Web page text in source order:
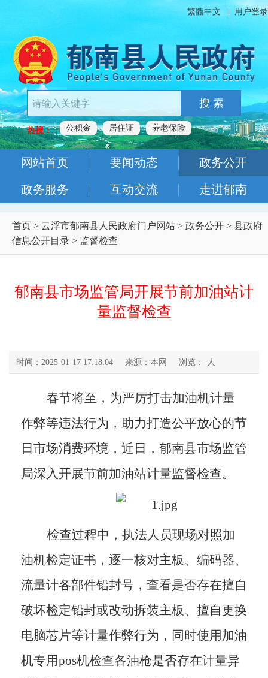
繁體中文 用户登录
搜 索
热搜： 公积金 居住证 养老保险
网站首页 要闻动态 政务公开
政务服务 互动交流 走进郁南
首页 > 云浮市郁南县人民政府门户网站 > 政务公开 > 县政府
信息公开目录 > 监督检查
郁南县市场监管局开展节前加油站计
量监督检查
时间：2025-01-17 17:18:04 来源：本网 浏览： - 人
春节将至，为严厉打击加油机计量
作弊等违法行为，助力打造公平放心的节
日市场消费环境，近日，郁南县市场监管
局深入开展节前加油站计量监督检查。
检查过程中，执法人员现场对照加
油机检定证书，逐一核对主板、编码器、
流量计各部件铅封号，查看是否存在擅自
破坏检定铅封或改动拆装主板、擅自更换
电脑芯片等计量作弊行为，同时使用加油
机专用pos机检查各油枪是否存在计量异